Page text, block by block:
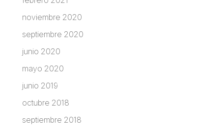
noviembre 2020
septiembre 2020
junio 2020
mayo 2020
junio 2019
octubre 2018
septiembre 2018